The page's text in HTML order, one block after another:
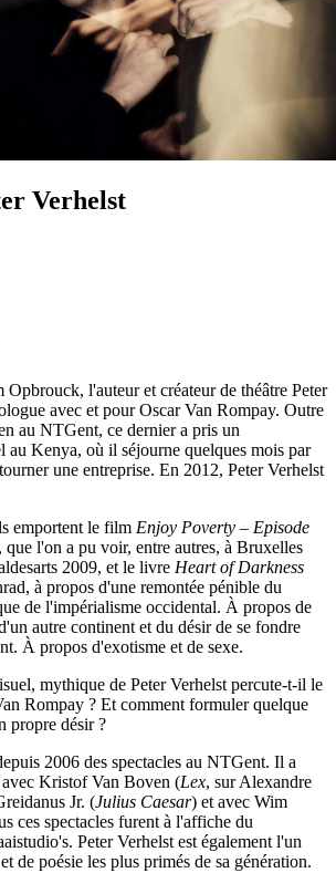
Verhelst
Opbrouck, l'auteur et créateur de théâtre Peter
avec et pour Oscar Van Rompay. Outre
au NTGent, ce dernier a pris un
au Kenya, où il séjourne quelques mois par
une entreprise. En 2012, Peter Verhelst
emportent le film Enjoy Poverty – Episode
que l'on a pu voir, entre autres, à Bruxelles
2009, et le livre Heart of Darkness
à propos d'une remontée pénible du
de l'impérialisme occidental. À propos de
autre continent et du désir de se fondre
À propos d'exotisme et de sexe.
mythique de Peter Verhelst percute-t-il le
Rompay ? Et comment formuler quelque
propre désir ?
2006 des spectacles au NTGent. Il a
Kristof Van Boven (Lex, sur Alexandre
Jr. (Julius Caesar) et avec Wim
ces spectacles furent à l'affiche du
Peter Verhelst est également l'un
de poésie les plus primés de sa génération.